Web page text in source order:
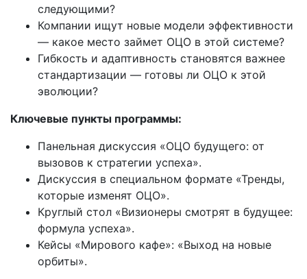
следующими?
Компании ищут новые модели эффективности
— какое место займет ОЦО в этой системе?
Гибкость и адаптивность становятся важнее
стандартизации — готовы ли ОЦО к этой
эволюции?
Ключевые пункты программы:
Панельная дискуссия «ОЦО будущего: от
вызовов к стратегии успеха».
Дискуссия в специальном формате «Тренды,
которые изменят ОЦО».
Круглый стол «Визионеры смотрят в будущее:
формула успеха».
Кейсы «Мирового кафе»: «Выход на новые
орбиты».